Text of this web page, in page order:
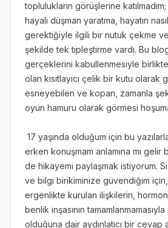
toplulukların görüşlerine
hayali düşman yaratma, hayatın
gerektiğiyle ilgili bir nutuk çekme ve
şekilde tek tipleştirme vardı. Bu
gerçeklerini kabullenmesiyle
olan kısıtlayıcı çelik bir kutu olarak
esneyebilen ve kopan, zamanla
oyun hamuru olarak görmesi
17 yaşında olduğum için bu
erken konuşmam anlamına mı gelir
de hikayemi paylaşmak istiyorum.
ve bilgi birikiminize güvendiğim
ergenlikte kurulan ilişkilerin,
benlik inşasının
olduğuna dair aydınlatıcı bir cevap